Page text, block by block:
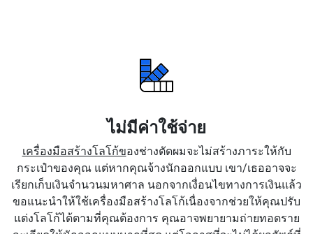
ไม่มีค่าใช้จ่าย
เครื่องมือสร้างโลโก้ของช่างตัดผมจะไม่สร้างภาระให้กับ
กระเป๋าของคุณ แต่หากคุณจ้างนักออกแบบ เขา/เธออาจจะ
เรียกเก็บเงินจำนวนมหาศาล นอกจากเงื่อนไขทางการเงินแล้ว
ขอแนะนำให้ใช้เครื่องมือสร้างโลโก้เนื่องจากช่วยให้คุณปรับ
แต่งโลโก้ได้ตามที่คุณต้องการ คุณอาจพยายามถ่ายทอดราย